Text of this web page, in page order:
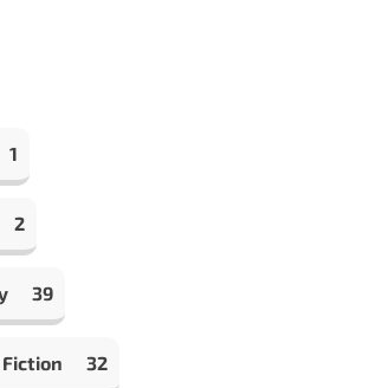
1
2
39
Fiction 32